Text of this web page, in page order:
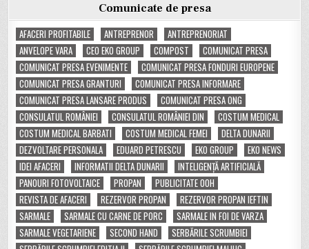
Comunicate de presa
AFACERI PROFITABILE
ANTREPRENOR
ANTREPRENORIAT
ANVELOPE VARA
CEO EKO GROUP COMPOST
COMUNICAT PRESA
COMUNICAT PRESA EVENIMENTE
COMUNICAT PRESA FONDURI EUROPENE
COMUNICAT PRESA GRANTURI
COMUNICAT PRESA INFORMARE
COMUNICAT PRESA LANSARE PRODUS
COMUNICAT PRESA ONG
CONSULATUL ROMÂNIEI
CONSULATUL ROMÂNIEI DIN
COSTUM MEDICAL
COSTUM MEDICAL BARBATI
COSTUM MEDICAL FEMEI
DELTA DUNARII
DEZVOLTARE PERSONALA
EDUARD PETRESCU EKO GROUP
EKO NEWS
IDEI AFACERI
INFORMATII DELTA DUNARII
INTELIGENȚĂ ARTIFICIALĂ
PANOURI FOTOVOLTAICE
PROPAN
PUBLICITATE OOH
REVISTA DE AFACERI
REZERVOR PROPAN
REZERVOR PROPAN IEFTIN
SARMALE
SARMALE CU CARNE DE PORC
SARMALE IN FOI DE VARZA
SARMALE VEGETARIENE
SECOND HAND
SERBĂRILE SCRUMBIEI